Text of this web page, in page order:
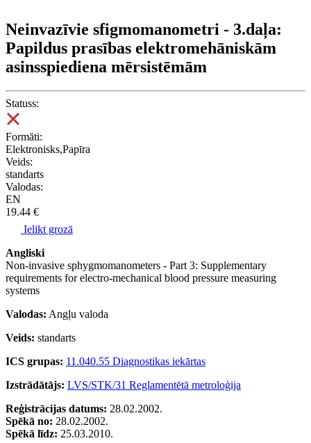
Neinvazīvie sfigmomanometri - 3.daļa:
Papildus prasības elektromehāniskām
asinsspiediena mērsistēmām
Statuss:
Formāti:
Elektronisks,Papīra
Veids:
standarts
Valodas:
EN
19.44 €
Ielikt grozā
Angliski
Non-invasive sphygmomanometers - Part 3: Supplementary
requirements for electro-mechanical blood pressure measuring
systems
Valodas: Angļu valoda
Veids: standarts
ICS grupas: 11.040.55 Diagnostikas iekārtas
Izstrādātājs: LVS/STK/31 Reglamentētā metroloģija
Reģistrācijas datums: 28.02.2002.
Spēkā no: 28.02.2002.
Spēkā līdz: 25.03.2010.